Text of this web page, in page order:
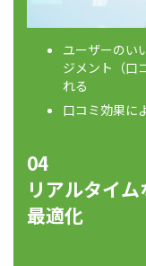
ユーザーのい
ジメント（口
れる
口コミ効果に
04
リアルタイ
最適化